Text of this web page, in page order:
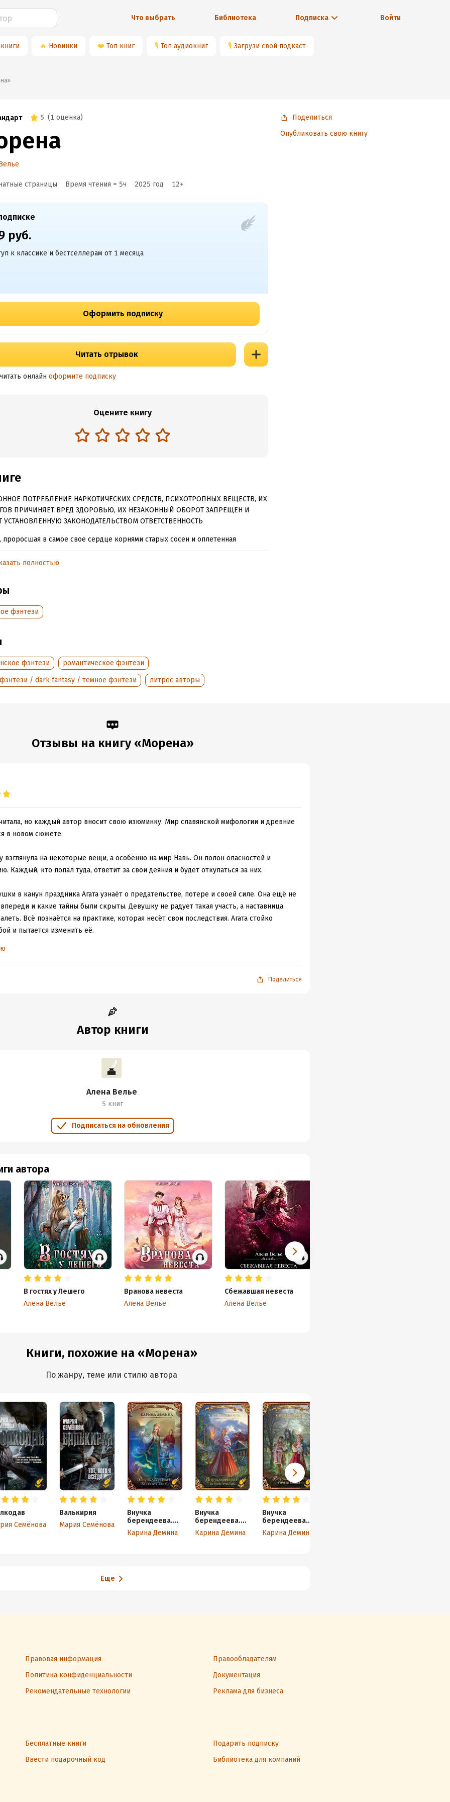
Что выбрать Библиотека Подписка Войти
🔥 Новинки ❤️ Топ книг 🎙 Топ аудиокниг 🎙 Загрузи свой подкаст
5 (1 оценка)
страницы Время чтения ≈ 5ч 2025 год 12+
руб.
к классике и бестселлерам от 1 месяца
Оформить подписку
Читать отрывок
онлайн оформите подписку
Оцените книгу
ПОТРЕБЛЕНИЕ НАРКОТИЧЕСКИХ СРЕДСТВ, ПСИХОТРОПНЫХ ВЕЩЕСТВ, ИХ
ПРИЧИНЯЕТ ВРЕД ЗДОРОВЬЮ, ИХ НЕЗАКОННЫЙ ОБОРОТ ЗАПРЕЩЕН И
УСТАНОВЛЕННУЮ ЗАКОНОДАТЕЛЬСТВОМ ОТВЕТСТВЕННОСТЬ
проросшая в самое свое сердце корнями старых сосен и оплетенная
и малинника. Страшная сказка о любви и предательстве, о вере и
ты узнать тайны темного леса?
информация
2025
10 января 2025
полностью
фэнтези
фэнтези
романтическое фэнтези
/ dark fantasy / темное фэнтези
литрес авторы
Поделиться
Опубликовать свою книгу
Отзывы на книгу «Морена»
но каждый автор вносит свою изюминку. Мир славянской мифологии и древние
в новом сюжете.
на некоторые вещи, а особенно на мир Навь. Он полон опасностей и
Каждый, кто попал туда, ответит за свои деяния и будет откупаться за них.
в канун праздника Агата узнаёт о предательстве, потере и своей силе. Она ещё не
и какие тайны были скрыты. Девушку не радует такая участь, а наставница
Всё познаётся на практике, которая несёт свои последствия. Агата стойко
и пытается изменить её.
Поделиться
Автор книги
Алена Велье
5 книг
Подписаться на обновления
автора
В гостях у Лешего
Алена Велье
Вранова невеста
Алена Велье
Сбежавшая невеста
Алена Велье
Книги, похожие на «Морена»
По жанру, теме или стилю автора
Семёнова
Валькирия
Мария Семёнова
Внучка
берендеева.
Второй семестр
Карина Демина
Внучка
берендеева.
Летняя
практика
Карина Демина
Внучка
берендеева.
Третий лишний
Карина Демина
Еще
Правовая информация
Правообладателям
Политика конфиденциальности
Документация
Рекомендательные технологии Реклама для бизнеса
Бесплатные книги
Подарить подписку
Ввести подарочный код
Библиотека для компаний